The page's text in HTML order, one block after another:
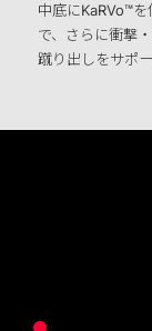
中底にKaRVo™
で、さらに衝撃
蹴り出しをサポー